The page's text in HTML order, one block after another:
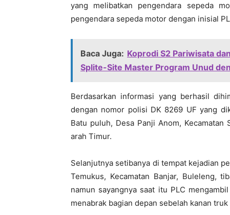
yang melibatkan pengendara sepeda
pengendara sepeda motor dengan inisial
Baca Juga: Koprodi S2 Pariwisata
Splite-Site Master Program Unud
Berdasarkan informasi yang berhasil
dengan nomor polisi DK 8269 UF yang
Batu puluh, Desa Panji Anom,
arah Timur.
Selanjutnya setibanya di tempat kejadian
Temukus, Kecamatan Banjar, Buleleng,
namun sayangnya saat itu PLC
menabrak bagian depan sebelah kanan